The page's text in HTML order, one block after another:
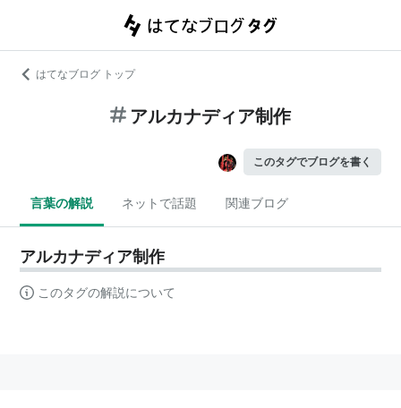
はてなブログ トップ
アルカナディア制作
このタグでブログを書く
言葉の解説 ネットで話題 関連ブログ
アルカナディア制作
このタグの解説について